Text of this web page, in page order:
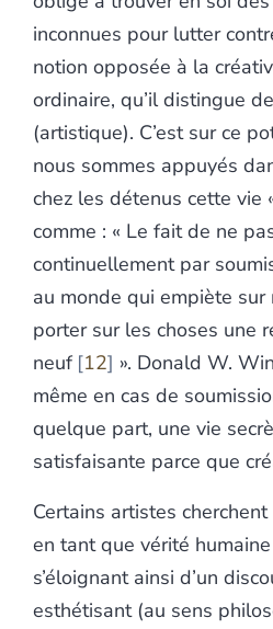
inconnues pour lutter
notion opposée à la
ordinaire, qu’il distingue
(artistique). C’est sur ce
nous sommes appuyés
chez les détenus cette vie
comme : « Le fait de ne
continuellement par
au monde qui empiète sur
porter sur les choses une
neuf 12 ». Donald W.
même en cas de
quelque part, une vie
satisfaisante parce que
Certains artistes
en tant que vérité
s’éloignant ainsi d’un
esthétisant (au sens